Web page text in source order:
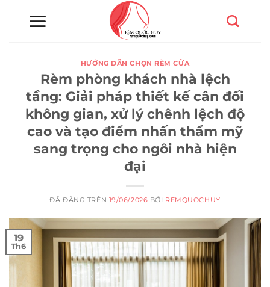
HƯỚNG DẪN CHỌN RÈM CỬA
Rèm phòng khách nhà lệch
tầng: Giải pháp thiết kế cân đối
không gian, xử lý chênh lệch độ
cao và tạo điểm nhấn thẩm mỹ
sang trọng cho ngôi nhà hiện
đại
ĐÃ ĐĂNG TRÊN 19/06/2026 BỞI REMQUOCHUY
19
Th6